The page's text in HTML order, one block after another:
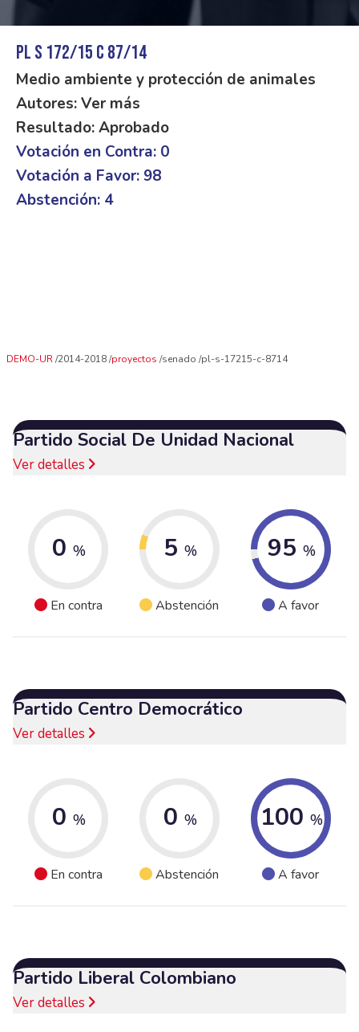
PL S 172/15 C 87/14
Medio ambiente y protección de animales
Autores: Ver más
Resultado: Aprobado
Votación en Contra: 0
Votación a Favor: 98
Abstención: 4
DEMO-UR 2014-2018 proyectos senado pl-s-17215-c-8714
Partido Social De Unidad Nacional
Ver detalles
0 %
En contra
5 %
Abstención
95 %
A favor
Partido Centro Democrático
Ver detalles
0 %
En contra
0 %
Abstención
100 %
A favor
Partido Liberal Colombiano
Ver detalles